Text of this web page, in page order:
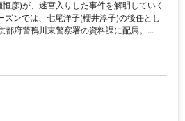
彦)が、迷宮入りした事件を解明していく
ズンでは、七尾洋子(櫻井淳子)の後任とし
都府警鴨川東警察署の資料課に配属。...